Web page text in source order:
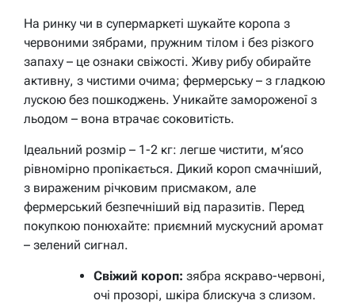
На ринку чи в супермаркеті шукайте коропа з
червоними зябрами, пружним тілом і без різкого
запаху – це ознаки свіжості. Живу рибу обирайте
активну, з чистими очима; фермерську – з гладкою
лускою без пошкоджень. Уникайте замороженої з
льодом – вона втрачає соковитість.
Ідеальний розмір – 1-2 кг: легше чистити, м’ясо
рівномірно пропікається. Дикий короп смачніший,
з вираженим річковим присмаком, але
фермерський безпечніший від паразитів. Перед
покупкою понюхайте: приємний мускусний аромат
– зелений сигнал.
Свіжий короп: зябра яскраво-червоні,
очі прозорі, шкіра блискуча з слизом.